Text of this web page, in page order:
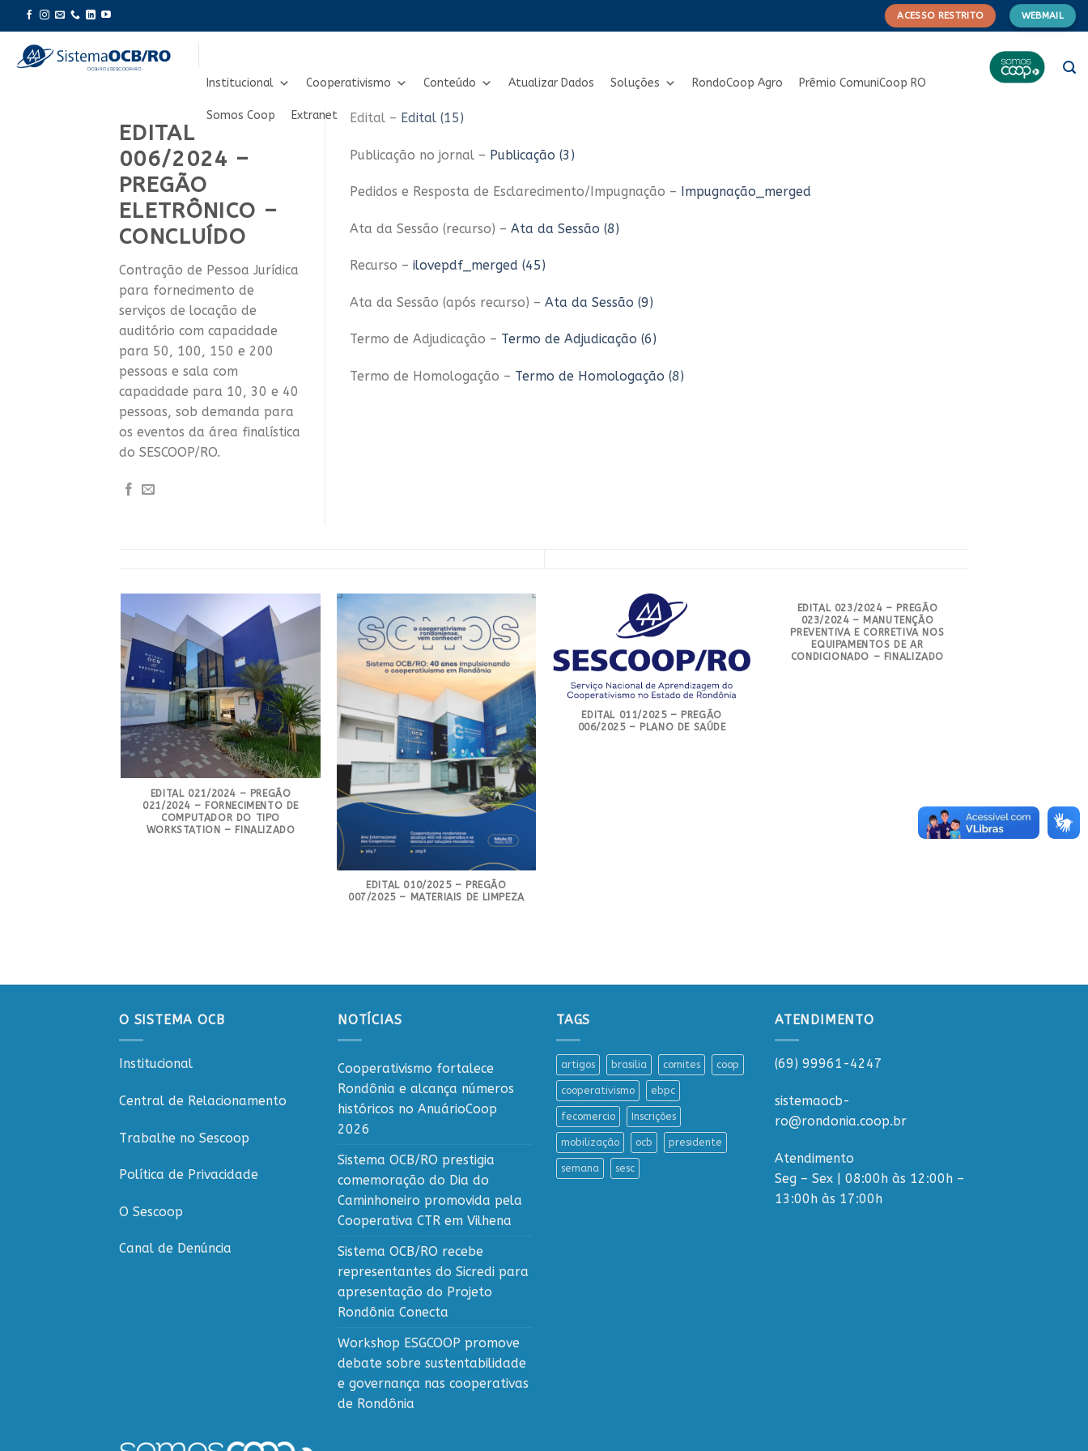
to
content
ACESSO RESTRITO WEBMAIL
Institucional Cooperativismo Conteúdo Atualizar Dados Soluções RondoCoop Agro Prêmio ComuniCoop RO
Somos Coop Extranet
EDITAL
006/2024 –
PREGÃO
ELETRÔNICO –
CONCLUÍDO
Contração de Pessoa Jurídica
para fornecimento de
serviços de locação de
auditório com capacidade
para 50, 100, 150 e 200
pessoas e sala com
capacidade para 10, 30 e 40
pessoas, sob demanda para
os eventos da área finalística
do SESCOOP/RO.
Edital – Edital (15)
Publicação no jornal – Publicação (3)
Pedidos e Resposta de Esclarecimento/Impugnação – Impugnação_merged
Ata da Sessão (recurso) – Ata da Sessão (8)
Recurso – ilovepdf_merged (45)
Ata da Sessão (após recurso) – Ata da Sessão (9)
Termo de Adjudicação – Termo de Adjudicação (6)
Termo de Homologação – Termo de Homologação (8)
EDITAL 021/2024 – PREGÃO
021/2024 – FORNECIMENTO DE
COMPUTADOR DO TIPO
WORKSTATION – FINALIZADO
EDITAL 010/2025 – PREGÃO
007/2025 – MATERIAIS DE LIMPEZA
EDITAL 011/2025 – PREGÃO
006/2025 – PLANO DE SAÚDE
EDITAL 023/2024 – PREGÃO
023/2024 – MANUTENÇÃO
PREVENTIVA E CORRETIVA NOS
EQUIPAMENTOS DE AR
CONDICIONADO – FINALIZADO
O SISTEMA OCB
Institucional
Central de Relacionamento
Trabalhe no Sescoop
Política de Privacidade
O Sescoop
Canal de Denúncia
NOTÍCIAS
Cooperativismo fortalece
Rondônia e alcança números
históricos no AnuárioCoop
2026
Sistema OCB/RO prestigia
comemoração do Dia do
Caminhoneiro promovida pela
Cooperativa CTR em Vilhena
Sistema OCB/RO recebe
representantes do Sicredi para
apresentação do Projeto
Rondônia Conecta
Workshop ESGCOOP promove
debate sobre sustentabilidade
e governança nas cooperativas
de Rondônia
TAGS
artigos brasilia comites coop
cooperativismo ebpc
fecomercio Inscrições
mobilização ocb presidente
semana sesc
ATENDIMENTO
(69) 99961-4247
sistemaocb-
ro@rondonia.coop.br
Atendimento
Seg – Sex | 08:00h às 12:00h –
13:00h às 17:00h